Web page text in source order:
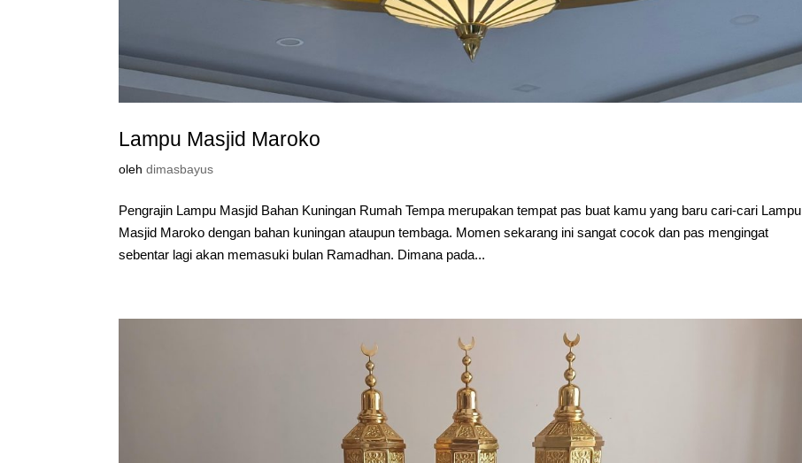
Lampu Masjid Maroko
olehdimasbayus
Pengrajin Lampu Masjid Bahan Kuningan Rumah Tempa merupakan tempat pas buat kamu yang baru cari-cari Lampu
Masjid Maroko dengan bahan kuningan ataupun tembaga. Momen sekarang ini sangat cocok dan pas mengingat
sebentar lagi akan memasuki bulan Ramadhan. Dimana pada...